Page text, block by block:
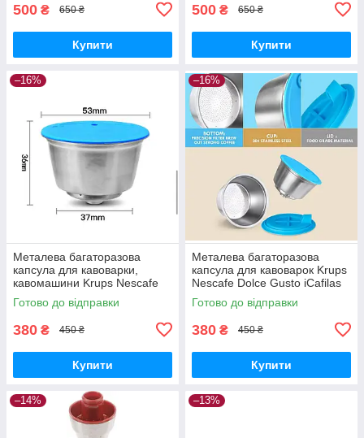
500 ₴ 650 ₴
Купити
500 ₴ 650 ₴
Купити
–16%
Металева багаторазова
капсула для кавоварки,
кавомашини Krups Nescafe
Dolce Gusto iCafilas
Готово до відправки
380 ₴ 450 ₴
Купити
–16%
Металева багаторазова
капсула для кавоварок Krups
Nescafe Dolce Gusto iCafilas
CCBLDG01
Готово до відправки
380 ₴ 450 ₴
Купити
–14% –13%